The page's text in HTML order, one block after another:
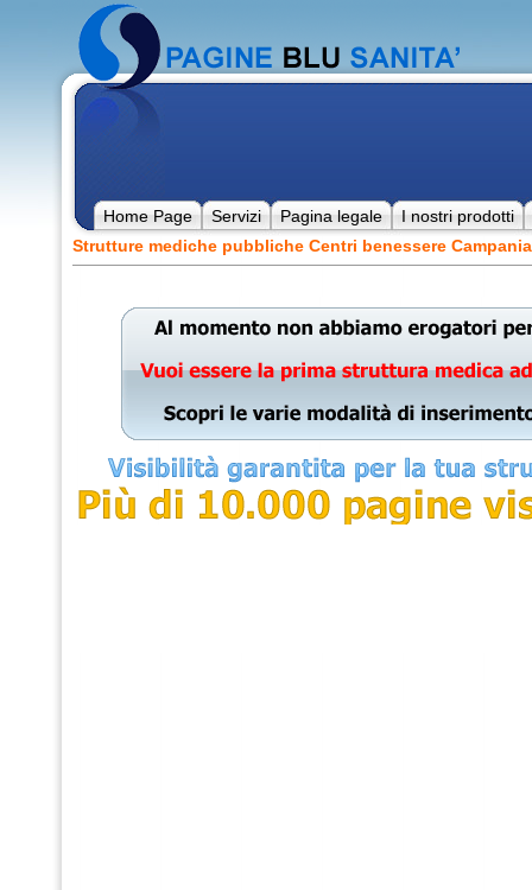
Home Page Servizi Pagina legale
I nostri prodotti
Strutture mediche pubbliche Centri benessere Campania